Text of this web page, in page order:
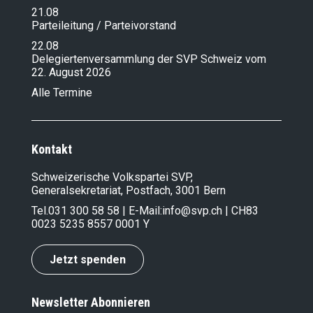
21.08
Parteileitung / Parteivorstand
22.08
Delegiertenversammlung der SVP Schweiz vom
22. August 2026
Alle Termine
Kontakt
Schweizerische Volkspartei SVP,
Generalsekretariat, Postfach, 3001 Bern
Tel.031 300 58 58 | E-Mail:info@svp.ch | CH83
0023 5235 8557 0001 Y
Jetzt spenden
Newsletter Abonnieren